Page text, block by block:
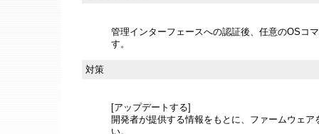
管理インターフェースへの認証後、任意のOSコ
す。
対策
[アップデートする]
開発者が提供する情報をもとに、ファームウェ
い。